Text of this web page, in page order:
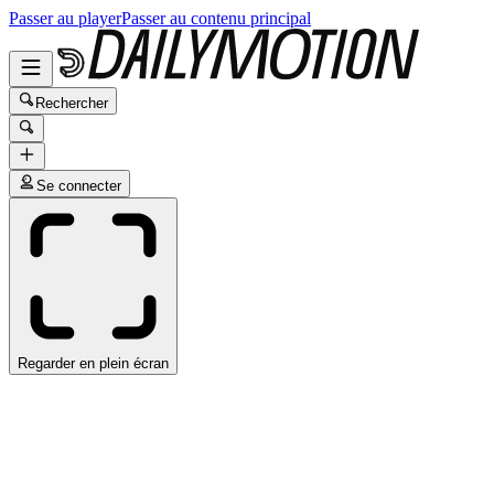
Passer au playerPasser au contenu principal
Rechercher
Se connecter
Regarder en plein écran